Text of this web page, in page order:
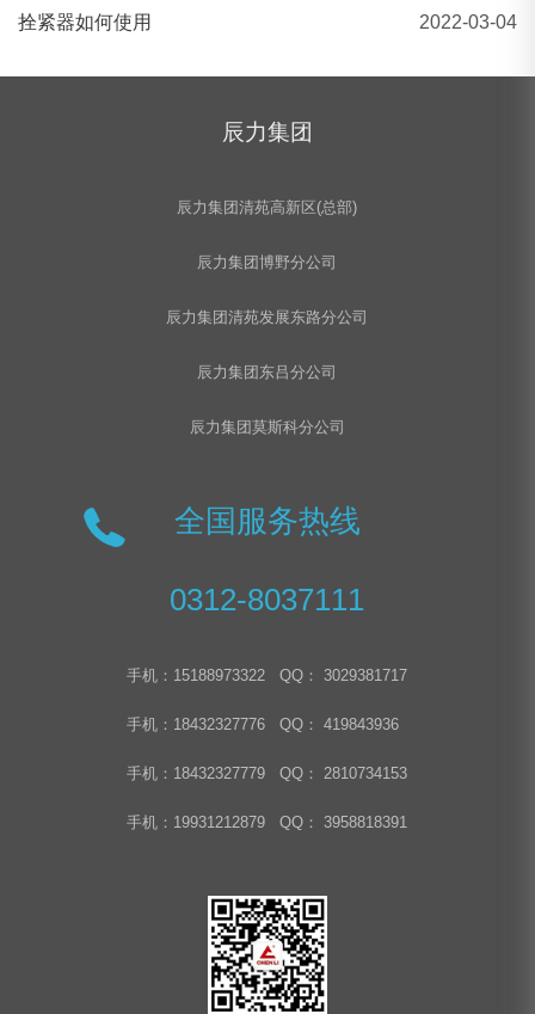
拴紧器如何使用 2022-03-04
辰力集团
辰力集团清苑高新区(总部)
辰力集团博野分公司
辰力集团清苑发展东路分公司
辰力集团东吕分公司
辰力集团莫斯科分公司
全国服务热线
0312-8037111
手机：15188973322 QQ： 3029381717
手机：18432327776 QQ： 419843936
手机：18432327779 QQ： 2810734153
手机：19931212879 QQ： 3958818391